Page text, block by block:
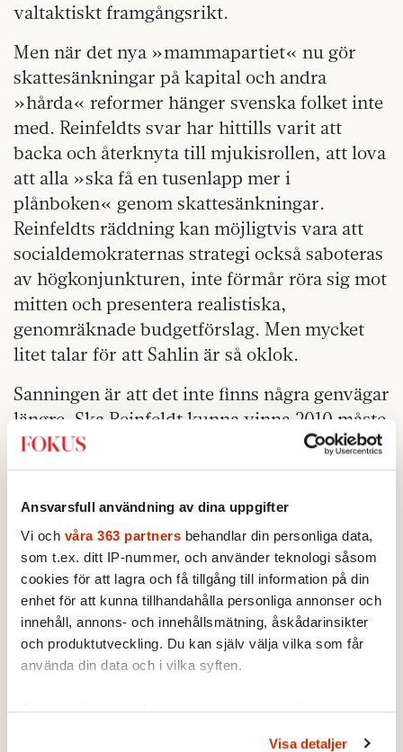
Ansvarsfull användning av dina uppgifter
Vi och våra 363 partners behandlar din personliga data,
som t.ex. ditt IP-nummer, och använder teknologi såsom
cookies för att lagra och få tillgång till information på din
enhet för att kunna tillhandahålla personliga annonser och
innehåll, annons- och innehållsmätning, åskådarinsikter
och produktutveckling. Du kan själv välja vilka som får
använda din data och i vilka syften.
Ta reda på mer om hur dina personliga uppgifter
Visa detaljer
valtaktiskt framgångsrikt.
Men när det nya »mammapartiet« nu gör
skattesänkningar på kapital och andra
»hårda« reformer hänger svenska folket inte
med. Reinfeldts svar har hittills varit att
backa och återknyta till mjukisrollen, att lova
att alla »ska få en tusenlapp mer i
plånboken« genom skattesänkningar.
Reinfeldts räddning kan möjligtvis vara att
socialdemokraternas strategi också saboteras
av högkonjunkturen, inte förmår röra sig mot
mitten och presentera realistiska,
genomräknade budgetförslag. Men mycket
litet talar för att Sahlin är så oklok.
Sanningen är att det inte finns några genvägar
längre. Ska Reinfeldt kunna vinna 2010 måste
han förklara vad väljarna ska med
borgerligheten till. Och då måste man tala om
det trots reformerna och högkonjunktur
fortfarande finns över en halv miljon utanför
arbetsmarknaden. Varför arbetslöshet och
hopplöshet fortfarande drabbar nyanlända
flyktingar. Varför svenskt näringsliv (enligt
OECD) förnyas långsammare än nästan alla
andra västländers, varför det är gamla
och överhettning. Varför högkonjunkturen är